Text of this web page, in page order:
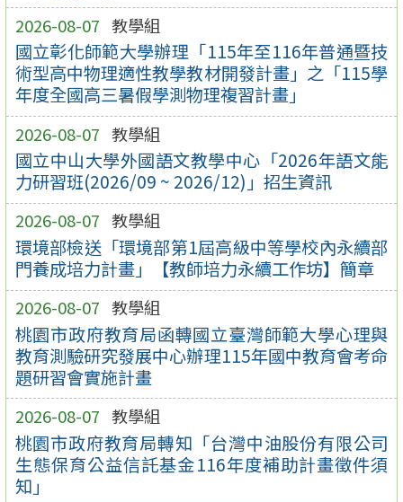
2026-08-07 教學組
國立彰化師範大學辦理「115年至116年普通暨技
術型高中物理適性教學教材開發計畫」之「115學
年度全國高三暑假學測物理複習計畫」
2026-08-07 教學組
國立中山大學外國語文教學中心「2026年語文能
力研習班(2026/09 ~ 2026/12)」招生資訊
2026-08-07 教學組
環境部檢送「環境部第1屆高級中等學校內永續部
門養成培力計畫」【教師培力永續工作坊】簡章
2026-08-07 教學組
桃園市政府教育局函轉國立臺灣師範大學心理與
教育測驗研究發展中心辦理115年國中教育會考命
題研習會實施計畫
2026-08-07 教學組
桃園市政府教育局轉知「台灣中油股份有限公司
生態保育公益信託基金116年度補助計畫徵件須
知」